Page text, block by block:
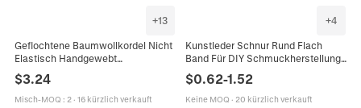
+13
Geflochtene Baumwollkordel Nicht
Elastisch Handgewebt
DIY Halskette Armband Quasten
Handwerk
$3.24
Misch-MOQ : 2· 16 kürzlich verkauft
+4
Kunstleder Schnur Rund Flach
Band Für DIY Schmuckherstellung
Zubehör Braun
$0.62-1.52
Keine MOQ · 20 kürzlich verkauft